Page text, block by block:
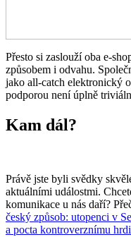
Přesto si zaslouží oba e-
způsobem i odvahu.
jako all-catch elektronický
podporou není úplně
Kam dál?
Právě jste byli svědky
aktuálními událostmi.
komunikace u nás daří?
český způsob: utopenci v
a pocta kontroverznímu